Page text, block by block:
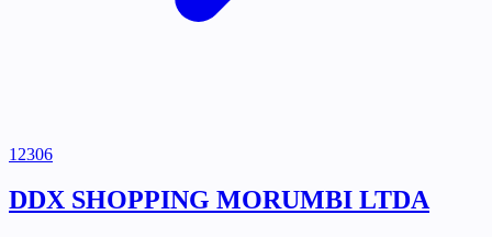
12306
DDX SHOPPING MORUMBI LTDA